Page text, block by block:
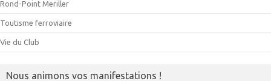
Rond-Point Meriller
Toutisme ferroviaire
Vie du Club
Nous animons vos manifestations !